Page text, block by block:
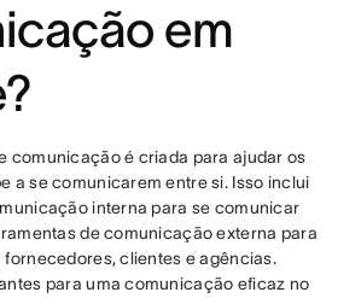
em
comunicação é criada para ajudar os
a se comunicarem entre si. Isso inclui
interna para se comunicar
de comunicação externa para
clientes e agências.
para uma comunicação eficaz no